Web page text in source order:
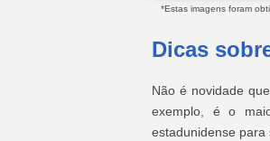
*Estas imagens foram
Dicas
Não é novidade
exemplo, é o
estadunidense para